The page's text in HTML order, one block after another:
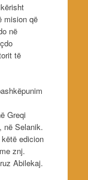
mision që
në
të
Greqi
në Selanik.
edicion
znj.
Abilekaj.